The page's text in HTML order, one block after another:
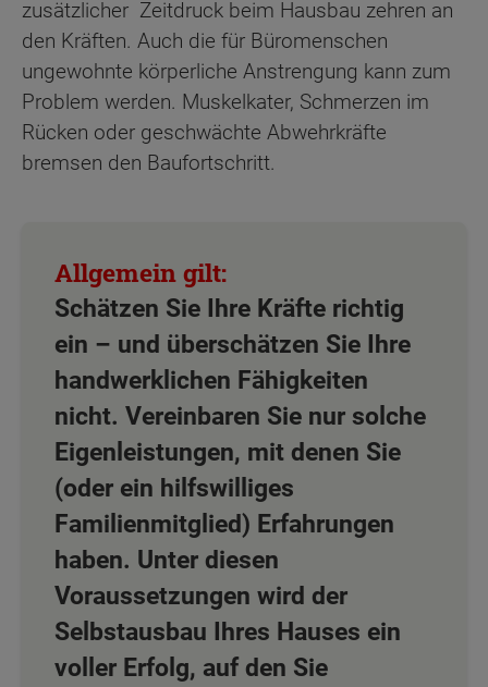
zusätzlicher Zeitdruck beim Hausbau zehren an
den Kräften. Auch die für Büromenschen
ungewohnte körperliche Anstrengung kann zum
Problem werden. Muskelkater, Schmerzen im
Rücken oder geschwächte Abwehrkräfte
bremsen den Baufortschritt.
Schätzen Sie Ihre Kräfte richtig
ein – und überschätzen Sie Ihre
handwerklichen Fähigkeiten
nicht. Vereinbaren Sie nur solche
Eigenleistungen, mit denen Sie
(oder ein hilfswilliges
Familienmitglied) Erfahrungen
haben. Unter diesen
Voraussetzungen wird der
Selbstausbau Ihres Hauses ein
voller Erfolg, auf den Sie